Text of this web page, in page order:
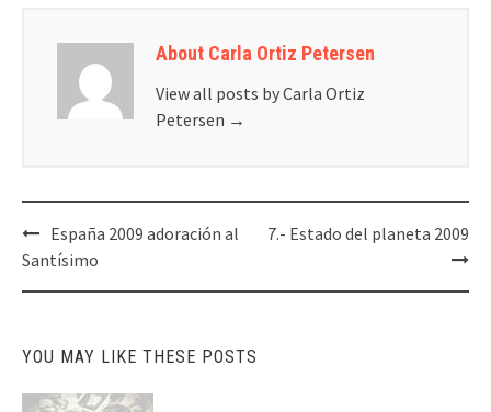
About Carla Ortiz Petersen
View all posts by Carla Ortiz
Petersen →
Post
navigation
España 2009 adoración al
Santísimo
7.- Estado del planeta 2009
YOU MAY LIKE THESE POSTS